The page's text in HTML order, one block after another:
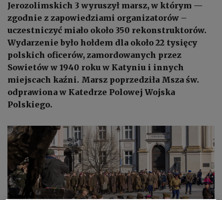
Jerozolimskich 3 wyruszył marsz, w którym —
zgodnie z zapowiedziami organizatorów –
uczestniczyć miało około 350 rekonstruktorów.
Wydarzenie było hołdem dla około 22 tysięcy
polskich oficerów, zamordowanych przez
Sowietów w 1940 roku w Katyniu i innych
miejscach kaźni. Marsz poprzedziła Msza św.
odprawiona w Katedrze Polowej Wojska
Polskiego.